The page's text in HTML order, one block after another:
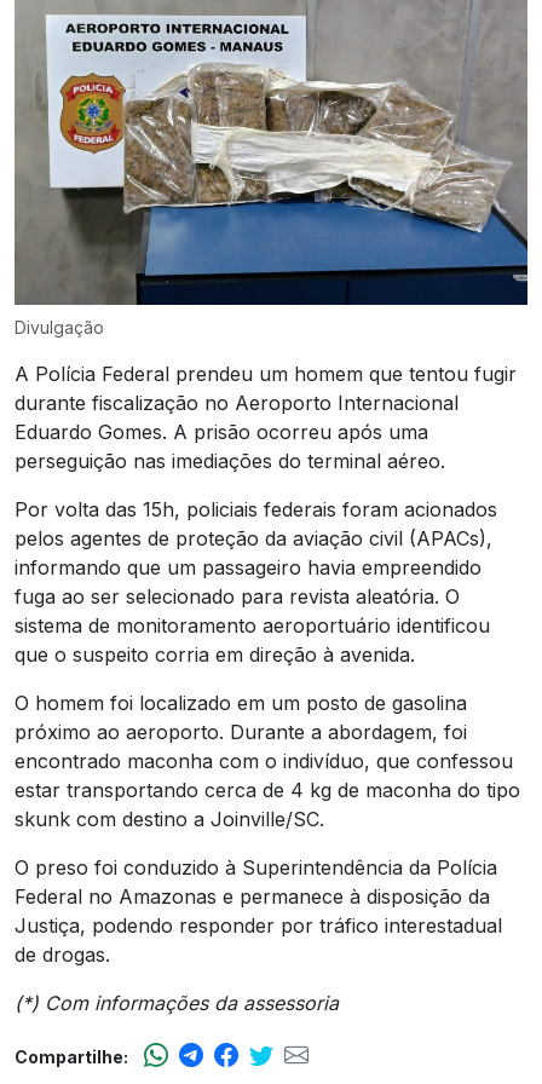
Divulgação
A Polícia Federal prendeu um homem que tentou fugir
durante fiscalização no Aeroporto Internacional
Eduardo Gomes. A prisão ocorreu após uma
perseguição nas imediações do terminal aéreo.
Por volta das 15h, policiais federais foram acionados
pelos agentes de proteção da aviação civil (APACs),
informando que um passageiro havia empreendido
fuga ao ser selecionado para revista aleatória. O
sistema de monitoramento aeroportuário identificou
que o suspeito corria em direção à avenida.
O homem foi localizado em um posto de gasolina
próximo ao aeroporto. Durante a abordagem, foi
encontrado maconha com o indivíduo, que confessou
estar transportando cerca de 4 kg de maconha do tipo
skunk com destino a Joinville/SC.
O preso foi conduzido à Superintendência da Polícia
Federal no Amazonas e permanece à disposição da
Justiça, podendo responder por tráfico interestadual
de drogas.
(*) Com informações da assessoria
Compartilhe: